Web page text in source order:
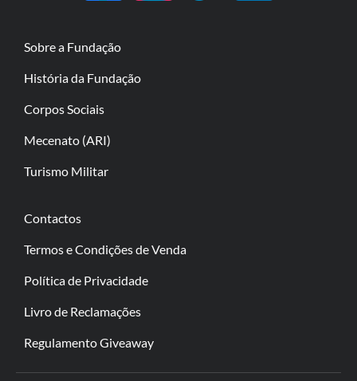
Sobre a Fundação
História da Fundação
Corpos Sociais
Mecenato (ARI)
Turismo Militar
Contactos
Termos e Condições de Venda
Política de Privacidade
Livro de Reclamações
Regulamento Giveaway